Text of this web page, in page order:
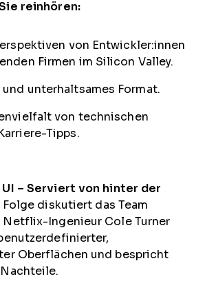
reinhören:
von Entwickler:innen
Firmen im Silicon Valley.
und unterhaltsames Format.
von technischen
Tipps.
UI – Serviert von hinter der
Folge diskutiert das Team
Netflix-Ingenieur Cole Turner
Oberflächen und bespricht